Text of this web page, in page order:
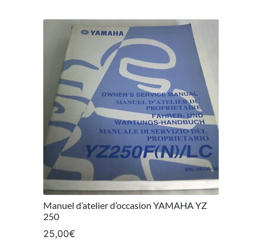
Manuel d’atelier d’occasion YAMAHA YZ
250
25,00€